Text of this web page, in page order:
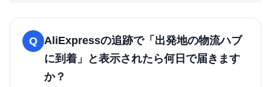
Q AliExpressの追跡で「出発地の物流ハブ
に到着」と表示されたら何日で届きます
か？